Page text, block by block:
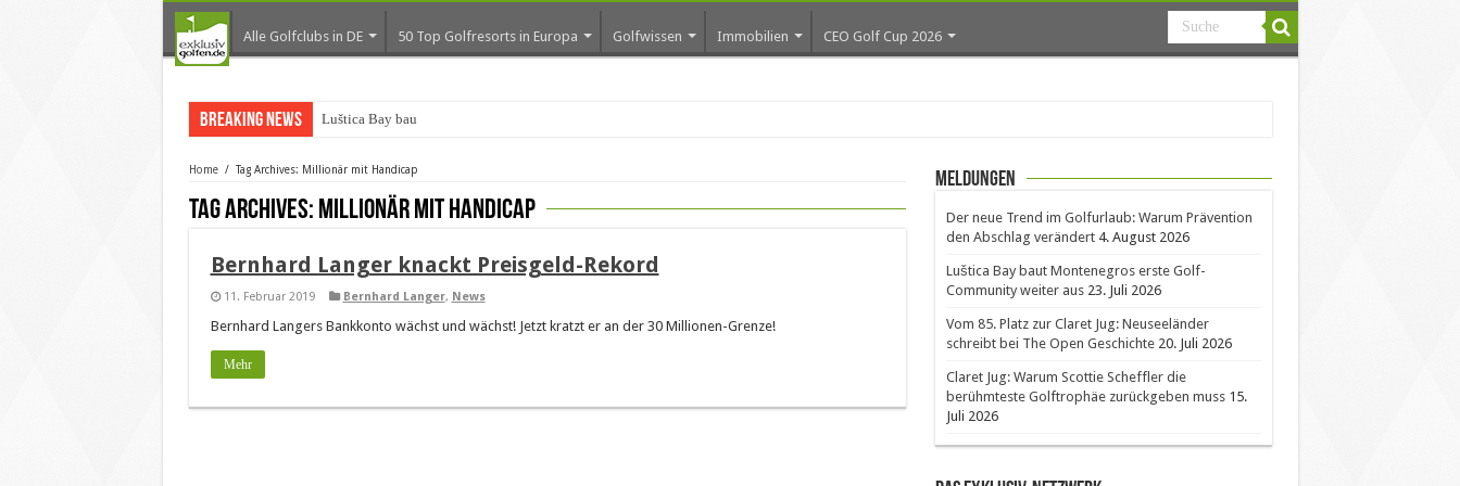
Alle Golfclubs in DE 50 Top Golfresorts in Europa Golfwissen Immobilien CEO Golf Cup 2026
Breaking News Luštica Bay baut Monte
Home / Tag Archives: Millionär mit Handicap
Tag Archives: Millionär mit Handicap
Bernhard Langer knackt Preisgeld-Rekord
11. Februar 2019 Bernhard Langer, News
Bernhard Langers Bankkonto wächst und wächst! Jetzt kratzt er an der 30 Millionen-Grenze!
Mehr
Meldungen
Der neue Trend im Golfurlaub: Warum Prävention
den Abschlag verändert 4. August 2026
Luštica Bay baut Montenegros erste Golf-
Community weiter aus 23. Juli 2026
Vom 85. Platz zur Claret Jug: Neuseeländer
schreibt bei The Open Geschichte 20. Juli 2026
Claret Jug: Warum Scottie Scheffler die
berühmteste Golftrophäe zurückgeben muss 15.
Juli 2026